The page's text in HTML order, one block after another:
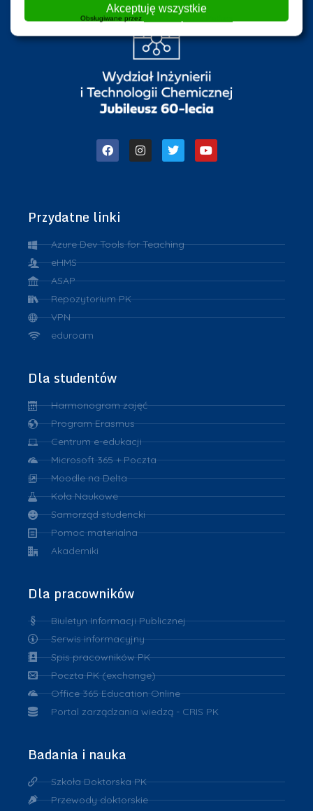
Przydatne linki
Azure Dev Tools for Teaching
eHMS
ASAP
Repozytorium PK
VPN
eduroam
Dla studentów
Harmonogram zajęć
Program Erasmus
Centrum e-edukacji
Microsoft 365 + Poczta
Moodle na Delta
Koła Naukowe
Samorząd studencki
Pomoc materialna
Akademiki
Dla pracowników
Biuletyn Informacji Publicznej
Serwis informacyjny
Spis pracowników PK
Poczta PK (exchange)
Office 365 Education Online
Portal zarządzania wiedzą - CRIS PK
Badania i nauka
Szkoła Doktorska PK
Przewody doktorskie
Akceptuję wszystkie
Obsługiwane przez